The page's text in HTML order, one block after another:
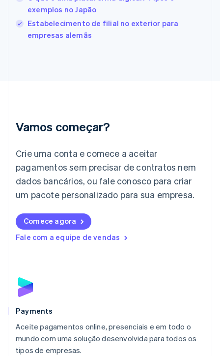
exemplos no Japão
Estabelecimento de filial no exterior para
empresas alemãs
Vamos começar?
Crie uma conta e comece a aceitar
pagamentos sem precisar de contratos nem
dados bancários, ou fale conosco para criar
um pacote personalizado para sua empresa.
Comece agora
Fale com a equipe de vendas
Payments
Aceite pagamentos online, presenciais e em todo o
mundo com uma solução desenvolvida para todos os
tipos de empresas.
EnglishSvenska
França
Gibraltar
English
Italiano English
日本語English
Letônia
Liechtenstein
Lituânia
English
Luxemburgo
Malta
English
EspañolEnglish
English
Nova Zelândia
English